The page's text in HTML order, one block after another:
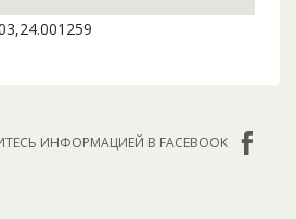
ИНФОРМАЦИЕЙ В FACEBOOK